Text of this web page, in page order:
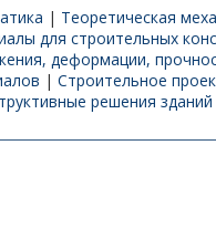
| Теоретическая
для строительных
деформации,
|Строительное
решения зданий